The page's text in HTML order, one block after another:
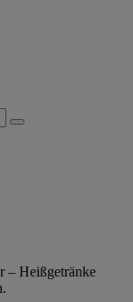
– Heißgetränke